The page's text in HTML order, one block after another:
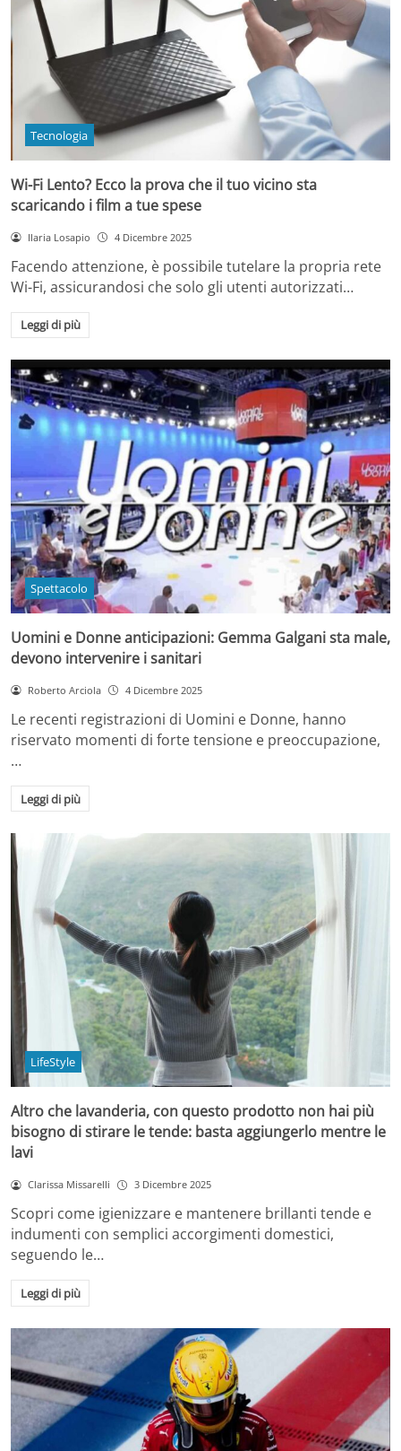
Tecnologia
Wi-Fi Lento? Ecco la prova che il tuo vicino sta
scaricando i film a tue spese
Ilaria Losapio 4 Dicembre 2025
Facendo attenzione, è possibile tutelare la propria rete
Wi-Fi, assicurandosi che solo gli utenti autorizzati…
Leggi di più
Spettacolo
Uomini e Donne anticipazioni: Gemma Galgani sta male,
devono intervenire i sanitari
Roberto Arciola 4 Dicembre 2025
Le recenti registrazioni di Uomini e Donne, hanno
riservato momenti di forte tensione e preoccupazione,
…
Leggi di più
LifeStyle
Altro che lavanderia, con questo prodotto non hai più
bisogno di stirare le tende: basta aggiungerlo mentre le
lavi
Clarissa Missarelli 3 Dicembre 2025
Scopri come igienizzare e mantenere brillanti tende e
indumenti con semplici accorgimenti domestici,
seguendo le…
Leggi di più